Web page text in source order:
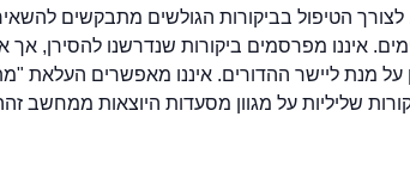
הטיפול בביקורות הגולשים מתבקשים
איננו מפרסמים ביקורות שנדרשנו להסירן, אך
מנת ליישר ההדורים. איננו מאפשרים העלאת
שליליות על מגוון מסעדות היוצאות ממחשב